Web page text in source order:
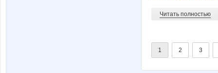
Читать полностью
1 2 3